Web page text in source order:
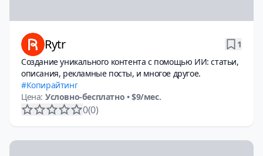
Rytr
1
Создание уникального контента с помощью ИИ: статьи,
описания, рекламные посты, и многое другое.
Копирайтинг
Цена: Условно-бесплатно • $9/мес.
0(0)